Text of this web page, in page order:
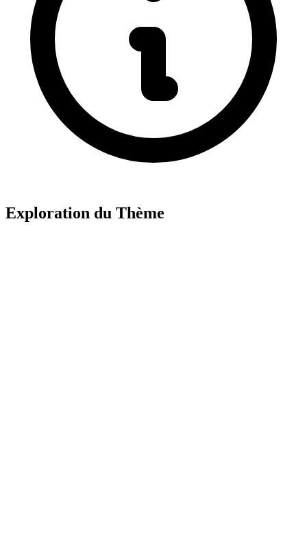
Exploration du Thème